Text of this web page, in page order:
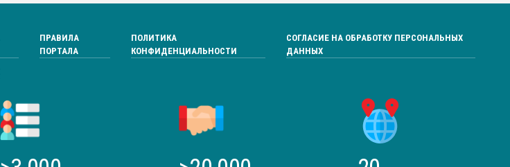
ПРАВИЛА
ПОРТАЛА
ПОЛИТИКА
КОНФИДЕНЦИАЛЬНОСТИ
СОГЛАСИЕ НА ОБРАБОТКУ ПЕРСОНАЛЬНЫХ
ДАННЫХ